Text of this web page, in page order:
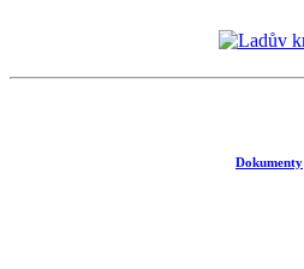
Dokumenty